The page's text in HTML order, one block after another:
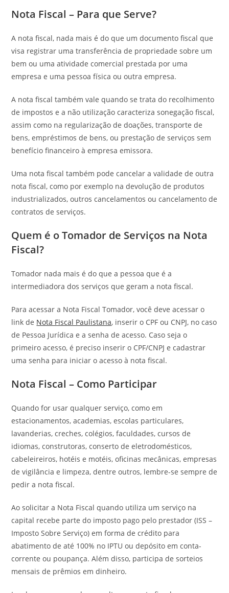
Nota Fiscal – Para que Serve?
A nota fiscal, nada mais é do que um documento fiscal que
visa registrar uma transferência de propriedade sobre um
bem ou uma atividade comercial prestada por uma
empresa e uma pessoa física ou outra empresa.
A nota fiscal também vale quando se trata do recolhimento
de impostos e a não utilização caracteriza sonegação fiscal,
assim como na regularização de doações, transporte de
bens, empréstimos de bens, ou prestação de serviços sem
benefício financeiro à empresa emissora.
Uma nota fiscal também pode cancelar a validade de outra
nota fiscal, como por exemplo na devolução de produtos
industrializados, outros cancelamentos ou cancelamento de
contratos de serviços.
Quem é o Tomador de Serviços na Nota
Fiscal?
Tomador nada mais é do que a pessoa que é a
intermediadora dos serviços que geram a nota fiscal.
Para acessar a Nota Fiscal Tomador, você deve acessar o
link de Nota Fiscal Paulistana, inserir o CPF ou CNPJ, no caso
de Pessoa Jurídica e a senha de acesso. Caso seja o
primeiro acesso, é preciso inserir o CPF/CNPJ e cadastrar
uma senha para iniciar o acesso à nota fiscal.
Nota Fiscal – Como Participar
Quando for usar qualquer serviço, como em
estacionamentos, academias, escolas particulares,
lavanderias, creches, colégios, faculdades, cursos de
idiomas, construtoras, conserto de eletrodomésticos,
cabeleireiros, hotéis e motéis, oficinas mecânicas, empresas
de vigilância e limpeza, dentre outros, lembre-se sempre de
pedir a nota fiscal.
Ao solicitar a Nota Fiscal quando utiliza um serviço na
capital recebe parte do imposto pago pelo prestador (ISS –
Imposto Sobre Serviço) em forma de crédito para
abatimento de até 100% no IPTU ou depósito em conta-
corrente ou poupança. Além disso, participa de sorteios
mensais de prêmios em dinheiro.